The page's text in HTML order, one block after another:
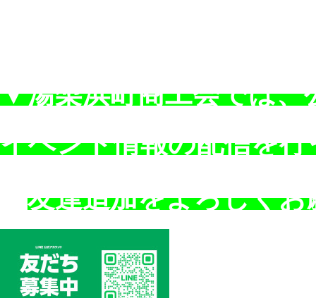
▼湯梨浜町商工会では、
イベント情報の配信を
友達追加をよろしく